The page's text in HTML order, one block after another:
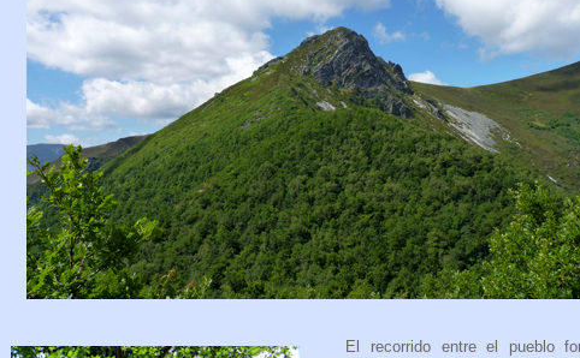
El recorrido entre el pueblo